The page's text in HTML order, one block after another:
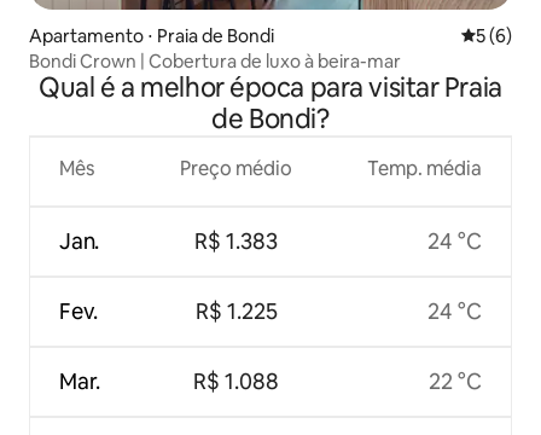
Apartamento ⋅ Praia de Bondi 5 de
5 (6)
Bondi Crown | Cobertura de luxo à beira-mar
Qual é a melhor época para visitar Praia
de Bondi?
Mês
Jan.
Fev.
Mar.
Preço médio
R$ 1.383
R$ 1.225
R$ 1.088
Temp. média
24 °C
24 °C
22 °C